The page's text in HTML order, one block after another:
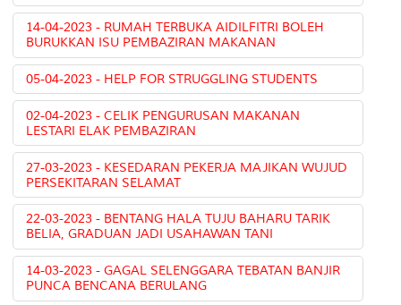
14-04-2023 - RUMAH TERBUKA AIDILFITRI BOLEH
BURUKKAN ISU PEMBAZIRAN MAKANAN
05-04-2023 - HELP FOR STRUGGLING STUDENTS
02-04-2023 - CELIK PENGURUSAN MAKANAN
LESTARI ELAK PEMBAZIRAN
27-03-2023 - KESEDARAN PEKERJA MAJIKAN WUJUD
PERSEKITARAN SELAMAT
22-03-2023 - BENTANG HALA TUJU BAHARU TARIK
BELIA, GRADUAN JADI USAHAWAN TANI
14-03-2023 - GAGAL SELENGGARA TEBATAN BANJIR
PUNCA BENCANA BERULANG